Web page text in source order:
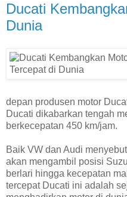
Ducati
Dunia
depan produsen motor
Ducati dikabarkan tengah
berkecepatan 450 km/jam.
Baik VW dan Audi
akan mengambil posisi
berlari hingga kecepatan
tercepat Ducati ini adalah